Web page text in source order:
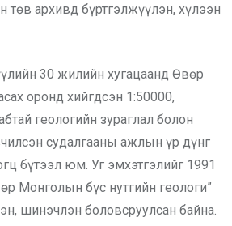
төв архивд бүртгэлжүүлэн, хүлээн
30 жилийн хугацаанд Өвөр
оронд хийгдсэн 1:50000,
геологийн зураглал болон
судалгааны ажлын үр дүнг
бүтээл юм. Уг эмхэтгэлийг 1991
Монголын бүс нутгийн геологи”
шинэчлэн боловсруулсан байна.